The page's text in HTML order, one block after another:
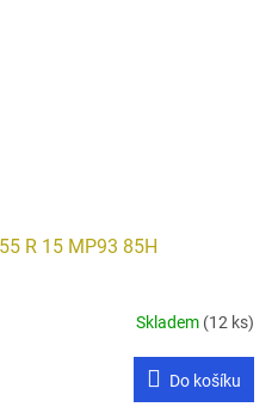
R 15 MP93 85H
Skladem (12 ks)
Do košíku